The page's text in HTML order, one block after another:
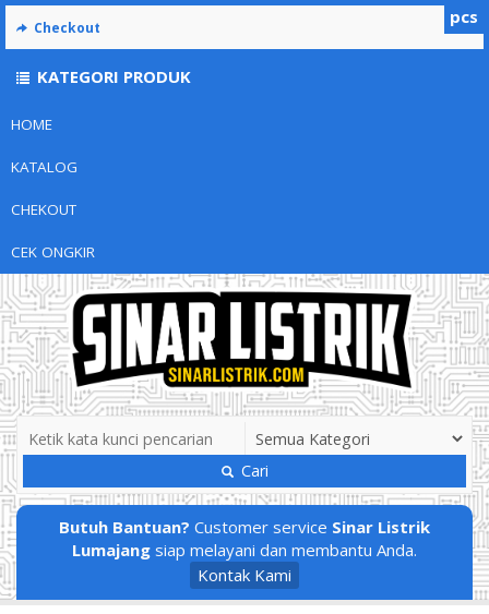
HOME
KATALOG
CHEKOUT
CEK ONGKIR
Cari
Butuh Bantuan? Customer service Sinar Listrik
Lumajang siap melayani dan membantu Anda.
Kontak Kami
pcs
Checkout
KATEGORI PRODUK